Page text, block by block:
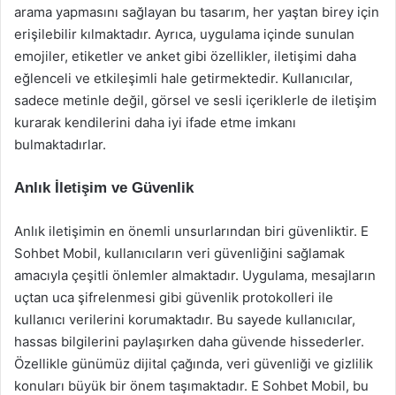
arama yapmasını sağlayan bu tasarım, her yaştan birey için
erişilebilir kılmaktadır. Ayrıca, uygulama içinde sunulan
emojiler, etiketler ve anket gibi özellikler, iletişimi daha
eğlenceli ve etkileşimli hale getirmektedir. Kullanıcılar,
sadece metinle değil, görsel ve sesli içeriklerle de iletişim
kurarak kendilerini daha iyi ifade etme imkanı
bulmaktadırlar.
Anlık İletişim ve Güvenlik
Anlık iletişimin en önemli unsurlarından biri güvenliktir. E
Sohbet Mobil, kullanıcıların veri güvenliğini sağlamak
amacıyla çeşitli önlemler almaktadır. Uygulama, mesajların
uçtan uca şifrelenmesi gibi güvenlik protokolleri ile
kullanıcı verilerini korumaktadır. Bu sayede kullanıcılar,
hassas bilgilerini paylaşırken daha güvende hissederler.
Özellikle günümüz dijital çağında, veri güvenliği ve gizlilik
konuları büyük bir önem taşımaktadır. E Sohbet Mobil, bu